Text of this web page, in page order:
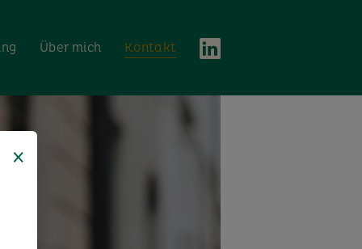
Über mich Kontakt
×